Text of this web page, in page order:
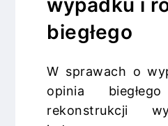
biegłego
W sprawach o
opinia
rekonstrukcji